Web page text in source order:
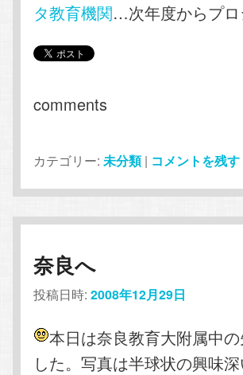
タ教育機関…次年度からプ
comments
カテゴリー: 未分類 | コメントを残す
奈良へ
投稿日時:2008年12月29日
本日は奈良教育大附属中
した。写真は半球状の興味深